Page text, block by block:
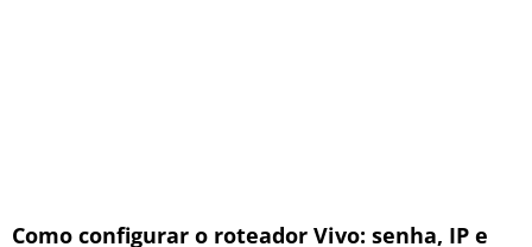
Como configurar o roteador Vivo: senha, IP e